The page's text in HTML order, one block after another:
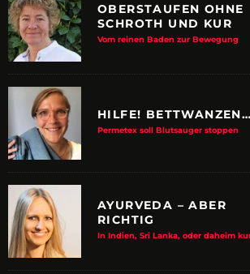
OBERSTAUFEN OHNE
SCHROTH UND KUR
Vom reinen Baden zur Bewegung
HILFE! BETTWANZEN…
Permetex soll Blutsauger stoppen
AYURVEDA – ABER
RICHTIG
In Indien, Sri Lanka, oder daheim